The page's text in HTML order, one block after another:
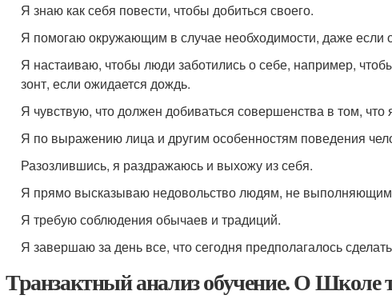
Я знаю как себя повести, чтобы добиться своего.
Я помогаю окружающим в случае необходимости, даже если
Я настаиваю, чтобы люди заботились о себе, например,
зонт, если ожидается дождь.
Я чувствую, что должен добиваться совершенства в том, что
Я по выражению лица и другим особенностям поведения
Разозлившись, я раздражаюсь и выхожу из себя.
Я прямо высказываю недовольство людям, не
Я требую соблюдения обычаев и традиций.
Я завершаю за день все, что сегодня предполагалось
Транзактный анализ обучение. О Школе